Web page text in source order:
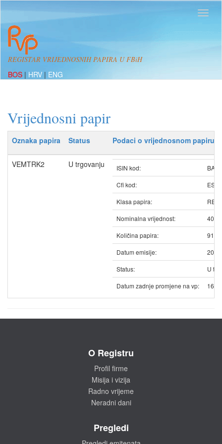
REGISTAR VRIJEDNOSNIH PAPIRA U FBiH
BOS | HRV | ENG
Vrijednosni papir
Oznaka papira Status Podaci o vrijednosnom papiru
VEMTRK2 U trgovanju ISIN kod:
Cfi kod:
Klasa papira:
Nominalna vrijednost:
40.00
Količina papira:
Datum emisije:
Status:
U
Datum zadnje promjene na vp:
O Registru
Profil firme
Misija i vizija
Radno vrijeme
Neradni dani
Pregledi